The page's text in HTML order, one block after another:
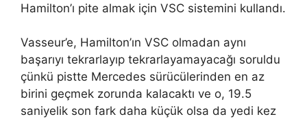
Hamilton’ı pite almak için VSC sistemini kullandı.
Vasseur’e, Hamilton’ın VSC olmadan aynı
başarıyı tekrarlayıp tekrarlayamayacağı soruldu
çünkü pistte Mercedes sürücülerinden en az
birini geçmek zorunda kalacaktı ve o, 19.5
saniyelik son fark daha küçük olsa da yedi kez